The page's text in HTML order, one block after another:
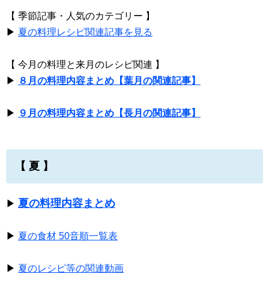
【 季節記事・人気のカテゴリー 】
▶ 夏の料理レシピ関連記事を見る
【 今月の料理と来月のレシピ関連 】
▶ ８月の料理内容まとめ【葉月の関連記事】
▶ ９月の料理内容まとめ【長月の関連記事】
【 夏 】
▶ 夏の料理内容まとめ
▶ 夏の食材 50音順一覧表
▶ 夏のレシピ等の関連動画